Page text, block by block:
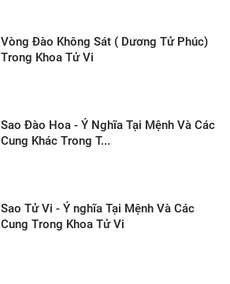
Vòng Đào Không Sát ( Dương Tử Phúc)
Trong Khoa Tử Vi
Sao Đào Hoa - Ý Nghĩa Tại Mệnh Và Các
Cung Khác Trong T...
Sao Tử Vi - Ý nghĩa Tại Mệnh Và Các
Cung Trong Khoa Tử Vi